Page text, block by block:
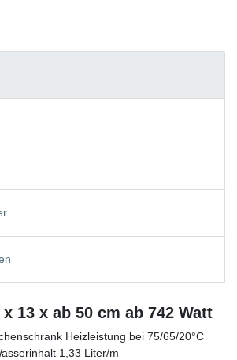
13 x ab 50 cm ab 742 Watt
Heizleistung bei 75/65/20°C
1,33 Liter/m